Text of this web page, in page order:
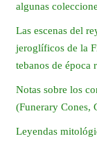
algunas
Las escenas del
jeroglíficos de la
tebanos de época
Notas sobre los
(Funerary Cones,
Leyendas